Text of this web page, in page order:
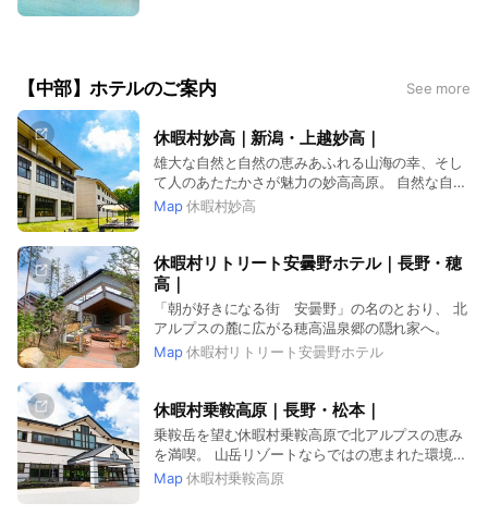
【中部】ホテルのご案内 See more
休暇村妙高｜新潟・上越妙高｜
雄大な自然と自然の恵みあふれる山海の幸、そし
て人のあたたかさが魅力の妙高高原。 自然な自分
に戻れる場所でごゆっくりお過ごしください。
Map 休暇村妙高
休暇村リトリート安曇野ホテル｜長野・穂
高｜
「朝が好きになる街 安曇野」の名のとおり、 北
アルプスの麓に広がる穂高温泉郷の隠れ家へ。
Map 休暇村リトリート安曇野ホテル
休暇村乗鞍高原｜長野・松本｜
乗鞍岳を望む休暇村乗鞍高原で北アルプスの恵み
を満喫。 山岳リゾートならではの恵まれた環境の
中でリフレッシュしてください。
Map 休暇村乗鞍高原